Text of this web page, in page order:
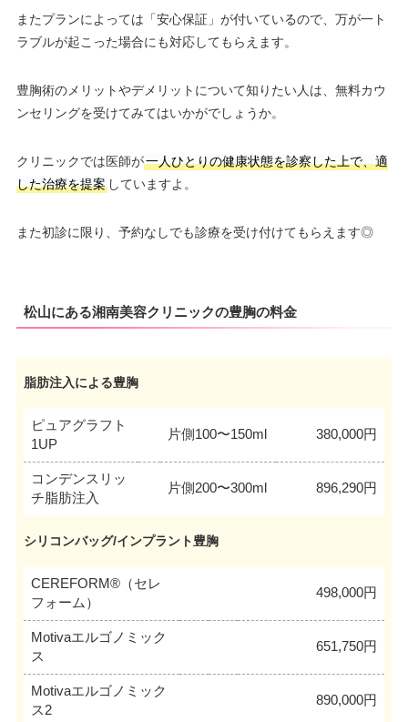
またプランによっては「安心保証」が付いているので、万が一ト
ラブルが起こった場合にも対応してもらえます。
豊胸術のメリットやデメリットについて知りたい人は、無料カウ
ンセリングを受けてみてはいかがでしょうか。
クリニックでは医師が一人ひとりの健康状態を診察した上で、適
した治療を提案していますよ。
また初診に限り、予約なしでも診療を受け付けてもらえます◎
松山にある湘南美容クリニックの豊胸の料金
脂肪注入による豊胸
ピュアグラフト
1UP
片側100〜150ml 380,000円
コンデンスリッ
チ脂肪注入
片側200〜300ml 896,290円
シリコンバッグ/インプラント豊胸
CEREFORM®（セレ
フォーム）
498,000円
Motivaエルゴノミック
ス
651,750円
Motivaエルゴノミック
ス2
890,000円